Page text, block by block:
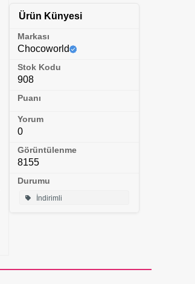
Ürün Künyesi
Markası
Chocoworld
Stok Kodu
908
Puanı
Yorum
0
Görüntülenme
8155
Durumu
İndirimli